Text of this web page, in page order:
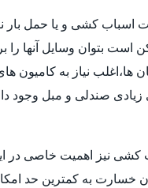
کشی و یا حمل بار
است بتوان وسایل آنها
نیاز به کامیون
صندلی و مبل وجود
کشی نیز اهمیت خاصی در
خسارت به کمترین حد